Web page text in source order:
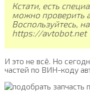
Кстати, есть
можно проверить
Воспользуйтесь,
https://avtobot.net
И это не всё. Но
частей по ВИН-коду